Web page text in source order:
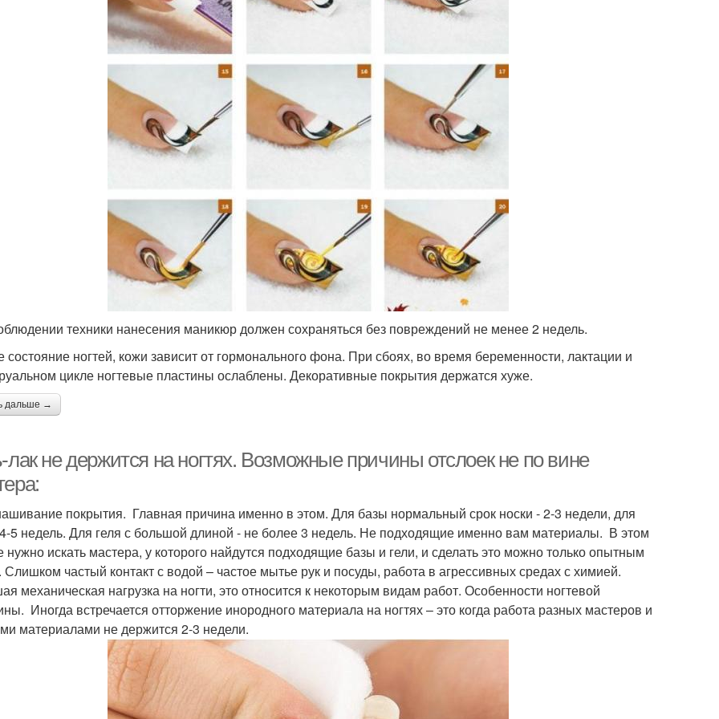
техники нанесения маникюр должен сохраняться без повреждений не менее 2 недель.
ногтей, кожи зависит от гормонального фона. При сбоях, во время беременности, лактации и
цикле ногтевые пластины ослаблены. Декоративные покрытия держатся хуже.
дальше →
лак не держится на ногтях. Возможные причины отслоек не по вине
покрытия. Главная причина именно в этом. Для базы нормальный срок носки - 2-3 недели, для
4-5 недель. Для геля с большой длиной - не более 3 недель. Не подходящие именно вам материалы. В этом
нужно искать мастера, у которого найдутся подходящие базы и гели, и сделать это можно только опытным
Слишком частый контакт с водой – частое мытье рук и посуды, работа в агрессивных средах с химией.
механическая нагрузка на ногти, это относится к некоторым видам работ. Особенности ногтевой
Иногда встречается отторжение инородного материала на ногтях – это когда работа разных мастеров и
материалами не держится 2-3 недели.